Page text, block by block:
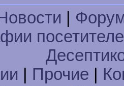
Прочие